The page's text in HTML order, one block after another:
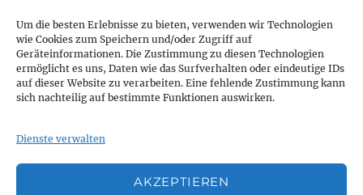
Um die besten Erlebnisse zu bieten, verwenden wir Technologien
wie Cookies zum Speichern und/oder Zugriff auf
Geräteinformationen. Die Zustimmung zu diesen Technologien
ermöglicht es uns, Daten wie das Surfverhalten oder eindeutige IDs
auf dieser Website zu verarbeiten. Eine fehlende Zustimmung kann
sich nachteilig auf bestimmte Funktionen auswirken.
Dienste verwalten
AKZEPTIEREN